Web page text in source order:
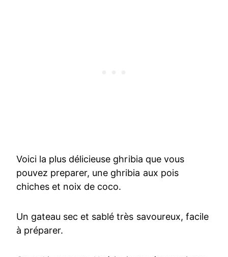
Voici la plus délicieuse ghribia que vous
pouvez preparer, une ghribia aux pois
chiches et noix de coco.
Un gateau sec et sablé très savoureux, facile
à préparer.